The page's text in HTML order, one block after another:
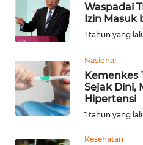
Waspadai
Izin Masuk
1 tahun yang
Nasional
Kemenkes
Sejak Dini,
Hipertensi
1 tahun yang
Kesehatan
WN
SUMBAR
WN
SUMSEL
WN
BENGKULU